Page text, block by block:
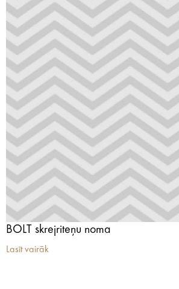
BOLT skrejriteņu noma
Lasīt vairāk